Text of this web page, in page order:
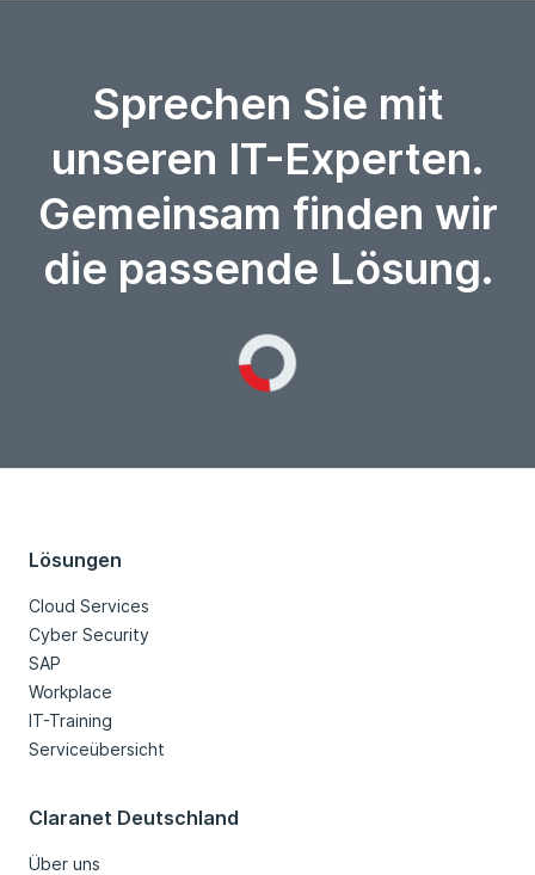
Sprechen Sie mit
unseren IT-Experten.
Gemeinsam finden wir
die passende Lösung.
Lösungen
Cloud Services
Cyber Security
SAP
Workplace
IT-Training
Serviceübersicht
Claranet Deutschland
Über uns